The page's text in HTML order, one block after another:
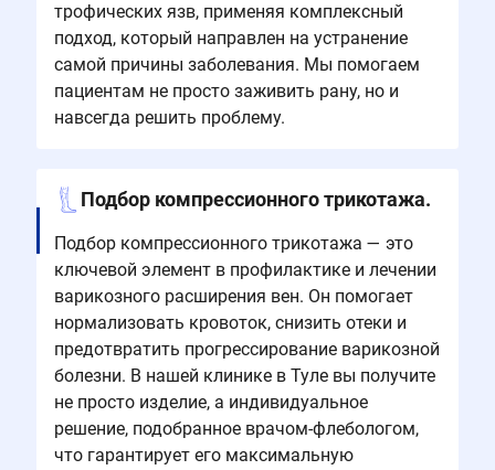
трофических язв, применяя комплексный
подход, который направлен на устранение
самой причины заболевания. Мы помогаем
пациентам не просто заживить рану, но и
навсегда решить проблему.
Подбор компрессионного трикотажа.
Подбор компрессионного трикотажа — это
ключевой элемент в профилактике и лечении
варикозного расширения вен. Он помогает
нормализовать кровоток, снизить отеки и
предотвратить прогрессирование варикозной
болезни. В нашей клинике в Туле вы получите
не просто изделие, а индивидуальное
решение, подобранное врачом-флебологом,
что гарантирует его максимальную